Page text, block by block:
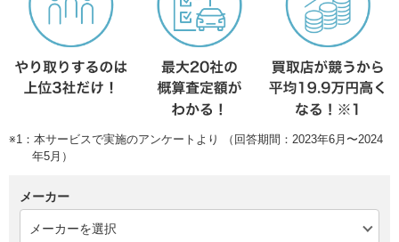
※1：本サービスで実施のアンケートより （回答期間：2023年6月〜2024
年5月）
メーカー